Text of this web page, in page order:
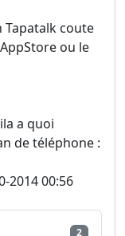
Tapatalk coute
ou le
a quoi
de téléphone :
2014 00:56
2